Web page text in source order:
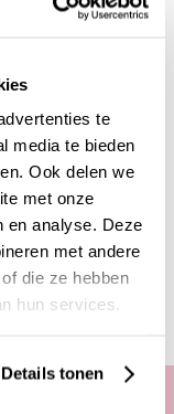
te
media te bieden
Ook delen we
met onze
en analyse. Deze
met andere
die ze hebben
hun services.
Details tonen
te worden.
de vaas. Al na
aanvoelen
schoonheid van
interessant